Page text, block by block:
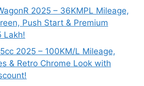
2025 – 36KMPL Mileage,
Push Start & Premium
Lakh!
2025 – 100KM/L Mileage,
& Retro Chrome Look with